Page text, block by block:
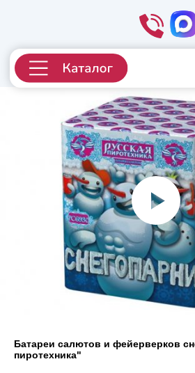
Батареи салютов и фейерверков
пиротехника"